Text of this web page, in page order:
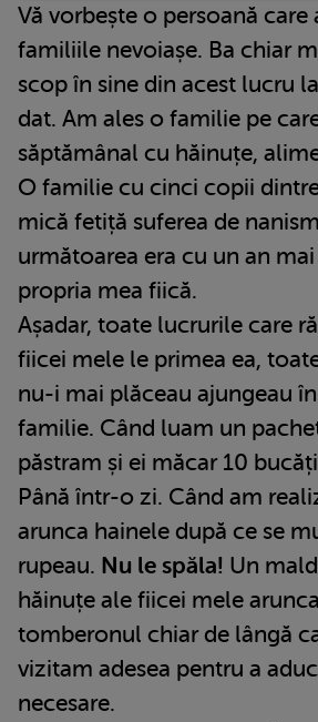
Vă vorbește o persoană care
familiile nevoiașe. Ba chiar
scop în sine din acest lucru
dat. Am ales o familie pe
săptămânal cu hăinuțe,
O familie cu cinci copii
mică fetiță suferea de
următoarea era cu un an
propria mea fiică.
Așadar, toate lucrurile care
fiicei mele le primea ea,
nu-i mai plăceau ajungeau
familie. Când luam un
păstram și ei măcar 10
Până într-o zi. Când am
arunca hainele după ce se
rupeau. Nu le spăla! Un
hăinuțe ale fiicei mele
tomberonul chiar de lângă
vizitam adesea pentru a
necesare.